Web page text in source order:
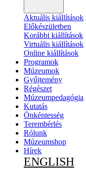
Aktuális kiállítások
Előkészületben
Korábbi kiállítások
Virtuális kiállítások
Online kiállítások
Programok
Múzeumok
Gyűjtemény
Régészet
Múzeumpedagógia
Kutatás
Önkéntesség
Terembérlés
Rólunk
Múzeumshop
Hírek
ENGLISH